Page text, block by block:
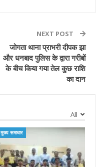
NEXT POST
जोगता थाना प्राभरी दीपक झा
और धनबाद पुलिस के द्वारा गरीबों
के बीच किया गया तेल कुछ राशि
का दान
All
मुख्य समाचार